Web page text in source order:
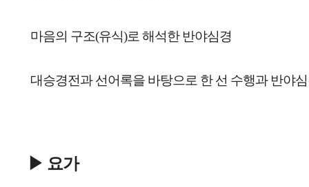
마음의 구조(유식)로 해석한 반야심경
대승경전과 선어록을 바탕으로 한 선 수행과 반야
▶ 요가